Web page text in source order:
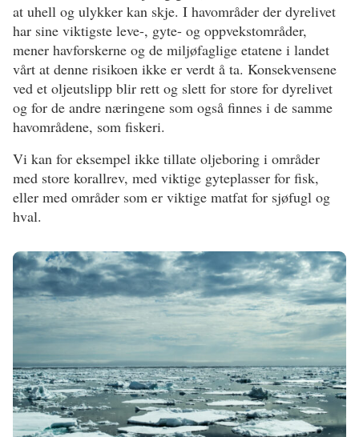
at uhell og ulykker kan skje. I havområder der dyrelivet
har sine viktigste leve-, gyte- og oppvekstområder,
mener havforskerne og de miljøfaglige etatene i landet
vårt at denne risikoen ikke er verdt å ta. Konsekvensene
ved et oljeutslipp blir rett og slett for store for dyrelivet
og for de andre næringene som også finnes i de samme
havområdene, som fiskeri.
Vi kan for eksempel ikke tillate oljeboring i områder
med store korallrev, med viktige gyteplasser for fisk,
eller med områder som er viktige matfat for sjøfugl og
hval.